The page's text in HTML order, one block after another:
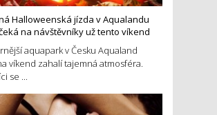
Halloweenská jízda v Aqualandu
na návštěvníky už tento víkend
aquapark v Česku Aqualand
víkend zahalí tajemná atmosféra.
se ...